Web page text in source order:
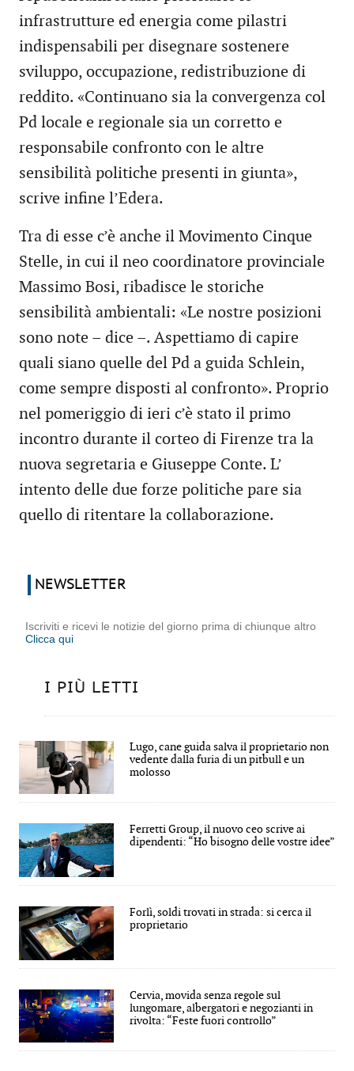
infrastrutture ed energia come pilastri
indispensabili per disegnare sostenere
sviluppo, occupazione, redistribuzione di
reddito. «Continuano sia la convergenza col
Pd locale e regionale sia un corretto e
responsabile confronto con le altre
sensibilità politiche presenti in giunta»,
scrive infine l’Edera.
Tra di esse c’è anche il Movimento Cinque
Stelle, in cui il neo coordinatore provinciale
Massimo Bosi, ribadisce le storiche
sensibilità ambientali: «Le nostre posizioni
sono note – dice –. Aspettiamo di capire
quali siano quelle del Pd a guida Schlein,
come sempre disposti al confronto». Proprio
nel pomeriggio di ieri c’è stato il primo
incontro durante il corteo di Firenze tra la
nuova segretaria e Giuseppe Conte. L’
intento delle due forze politiche pare sia
quello di ritentare la collaborazione.
NEWSLETTER
Iscriviti e ricevi le notizie del giorno prima di chiunque altro
Clicca qui
I PIÙ LETTI
Lugo, cane guida salva il proprietario non
vedente dalla furia di un pitbull e un
molosso
Ferretti Group, il nuovo ceo scrive ai
dipendenti: “Ho bisogno delle vostre idee”
Forlì, soldi trovati in strada: si cerca il
proprietario
Cervia, movida senza regole sul
lungomare, albergatori e negozianti in
rivolta: “Feste fuori controllo”